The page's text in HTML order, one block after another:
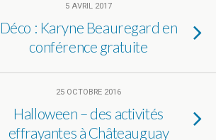
5 AVRIL 2017
Déco : Karyne Beauregard en
conférence gratuite
25 OCTOBRE 2016
Halloween – des activités
effrayantes à Châteauguay